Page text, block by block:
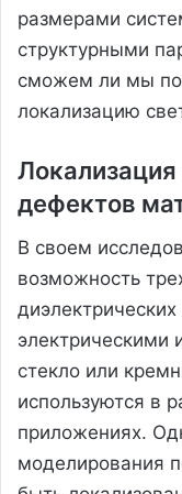
размерами
структурными
сможем ли мы
локализацию
дефектов
В своем
возможность
электрическими
стекло или
используются в
приложениях.
моделирования